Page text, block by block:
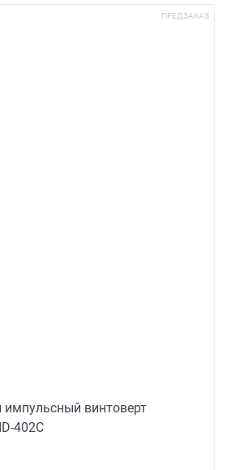
ПРЕДЗАКАЗ
винтоверт
402C